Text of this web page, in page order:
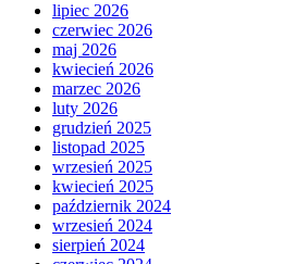
lipiec 2026
czerwiec 2026
maj 2026
kwiecień 2026
marzec 2026
luty 2026
grudzień 2025
listopad 2025
wrzesień 2025
kwiecień 2025
październik 2024
wrzesień 2024
sierpień 2024